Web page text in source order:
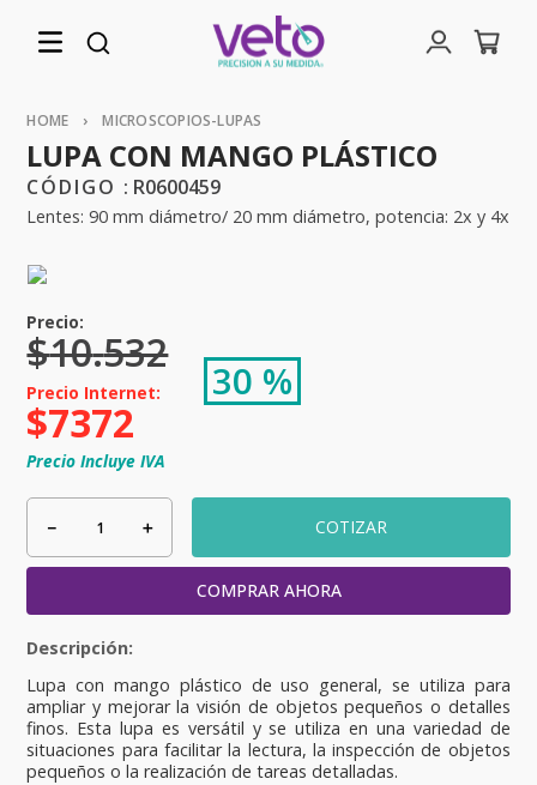
MICROSCOPIOS-LUPAS
LUPA CON MANGO PLÁSTICO
: R0600459
Lentes: 90 mm diámetro/ 20 mm diámetro, potencia: 2x y 4x
$10.532
30 %
$7372
Precio Incluye IVA
＋
－ COTIZAR
COMPRAR AHORA
Lupa con mango plástico de uso general, se utiliza para
ampliar y mejorar la visión de objetos pequeños o detalles
finos. Esta lupa es versátil y se utiliza en una variedad de
situaciones para facilitar la lectura, la inspección de objetos
pequeños o la realización de tareas detalladas.